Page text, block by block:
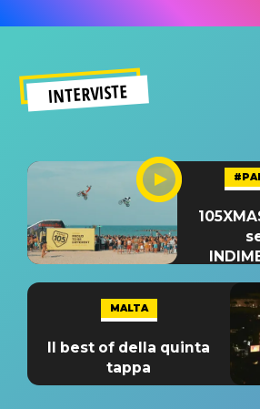
INTERVISTE
MALTA
Il best of della quinta
tappa